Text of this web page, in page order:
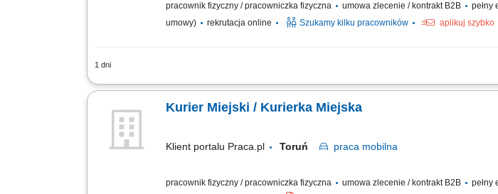
pracownik fizyczny / pracowniczka fizyczna umowa zlecenie / kontrakt B2B pełny
umowy)
rekrutacja online Szukamy kilku pracowników aplikuj szybko
1 dni
Zakres obowiązków Odbieranie i dostarczanie posiłków/zakupów; Zabezpieczanie
Kurier Miejski / Kurierka Miejska
Klient portalu Praca.pl Toruń praca mobilna
pracownik fizyczny / pracowniczka fizyczna umowa zlecenie / kontrakt B2B pełny